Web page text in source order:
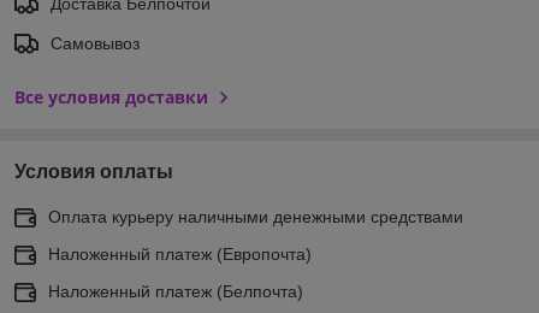
Самовывоз
Все условия доставки
Условия оплаты
Оплата курьеру наличными денежными средствами
Наложенный платеж (Европочта)
Наложенный платеж (Белпочта)